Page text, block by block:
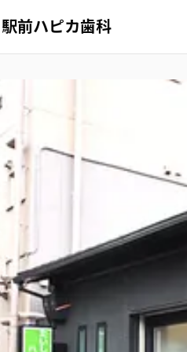
前ハピカ歯科